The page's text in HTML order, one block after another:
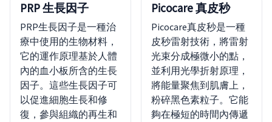
PRP 生長因子
PRP生長因子是一種治
療中使用的生物材料，
它的運作原理基於人體
內的血小板所含的生長
因子。這些生長因子可
以促進細胞生長和修
復，參與組織的再生和
Picocare 真皮秒
Picocare真皮秒是一種
皮秒雷射技術，將雷射
光束分成極微小的點，
並利用光學折射原理，
將能量聚焦到肌膚上，
粉碎黑色素粒子。它能
夠在極短的時間內傳遞